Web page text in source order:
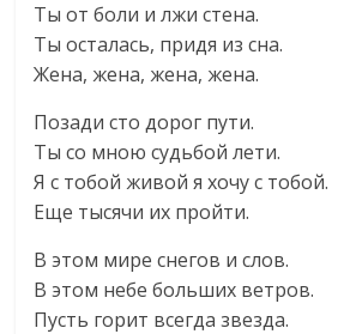
Ты от боли и лжи стена.
Ты осталась, придя из сна.
Жена, жена, жена, жена.
Позади сто дорог пути.
Ты со мною судьбой лети.
Я с тобой живой я хочу с тобой.
Еще тысячи их пройти.
В этом мире снегов и слов.
В этом небе больших ветров.
Пусть горит всегда звезда.